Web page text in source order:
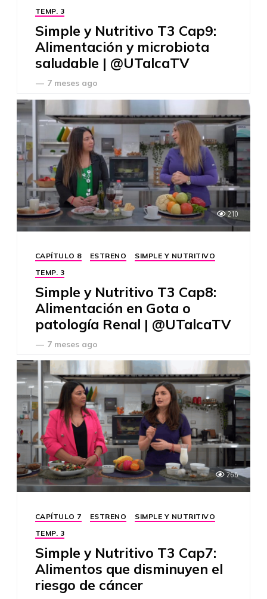
TEMP. 3
Simple y Nutritivo T3 Cap9:
Alimentación y microbiota
saludable | @UTalcaTV
— 7 meses ago
210
CAPÍTULO 8 ESTRENO
SIMPLE Y NUTRITIVO
TEMP. 3
Simple y Nutritivo T3 Cap8:
Alimentación en Gota o
patología Renal | @UTalcaTV
— 7 meses ago
266
CAPÍTULO 7 ESTRENO
SIMPLE Y NUTRITIVO
TEMP. 3
Simple y Nutritivo T3 Cap7:
Alimentos que disminuyen el
riesgo de cáncer